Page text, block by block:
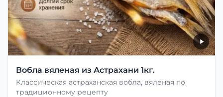
Вобла вяленая из Астрахани 1кг.
Классическая астраханская вобла, вяленая по
традиционному рецепту